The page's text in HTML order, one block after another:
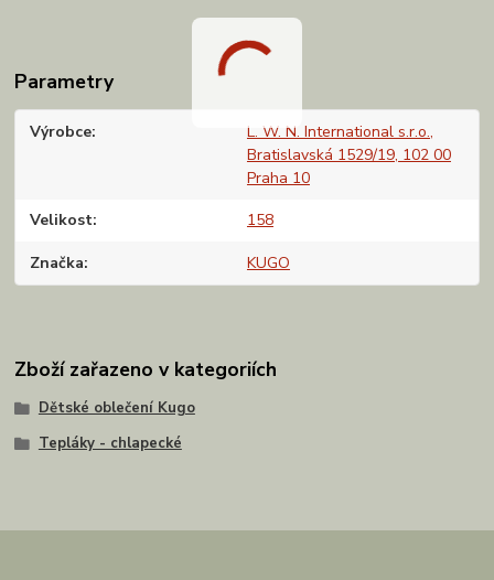
Parametry
Výrobce
L. W. N. International s.r.o.,
Bratislavská 1529/19, 102 00
Praha 10
Velikost 158
Značka KUGO
Zboží zařazeno v kategoriích
Dětské oblečení Kugo
Tepláky - chlapecké